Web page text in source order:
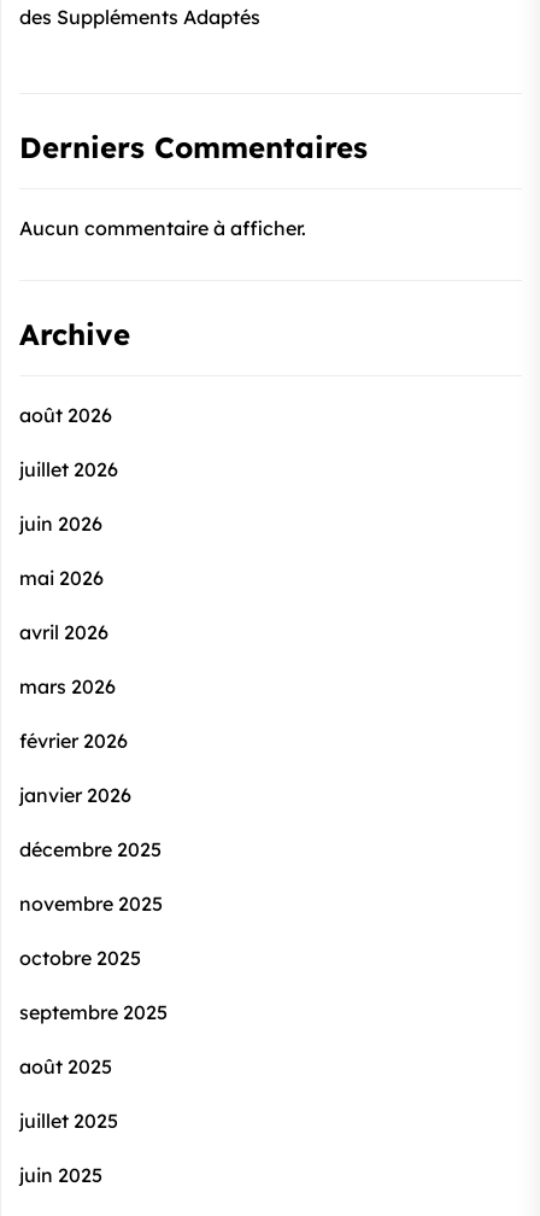
des Suppléments Adaptés
Derniers Commentaires
Aucun commentaire à afficher.
Archive
août 2026
juillet 2026
juin 2026
mai 2026
avril 2026
mars 2026
février 2026
janvier 2026
décembre 2025
novembre 2025
octobre 2025
septembre 2025
août 2025
juillet 2025
juin 2025